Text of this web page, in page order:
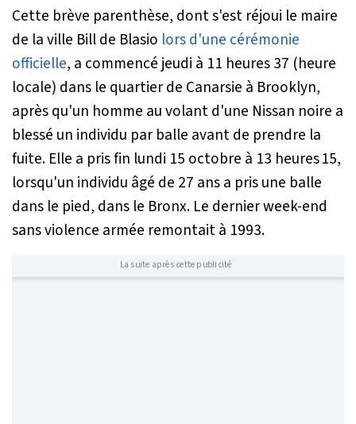
Cette brève parenthèse, dont s'est réjoui le maire
de la ville Bill de Blasio lors d'une cérémonie
officielle, a commencé jeudi à 11 heures 37 (heure
locale) dans le quartier de Canarsie à Brooklyn,
après qu'un homme au volant d'une Nissan noire a
blessé un individu par balle avant de prendre la
fuite. Elle a pris fin lundi 15 octobre à 13 heures 15,
lorsqu'un individu âgé de 27 ans a pris une balle
dans le pied, dans le Bronx. Le dernier week-end
sans violence armée remontait à 1993.
La suite après cette publicité